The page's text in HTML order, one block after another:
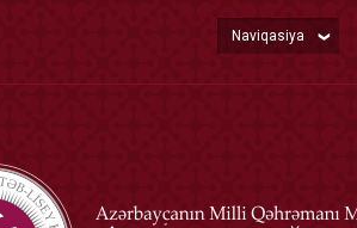
Naviqasiya